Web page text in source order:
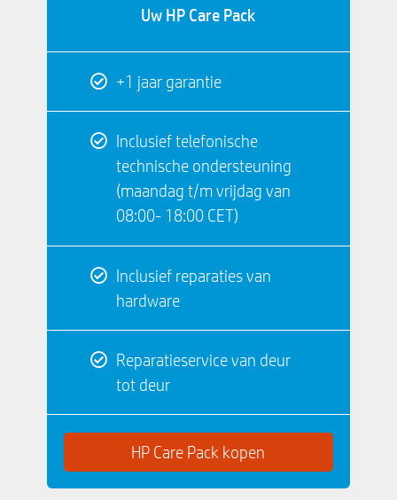
Uw HP Care Pack
+1 jaar garantie
Inclusief telefonische
technische ondersteuning
(maandag t/m vrijdag van
08:00- 18:00 CET)
Inclusief reparaties van
hardware
Reparatieservice van deur
tot deur
HP Care Pack kopen